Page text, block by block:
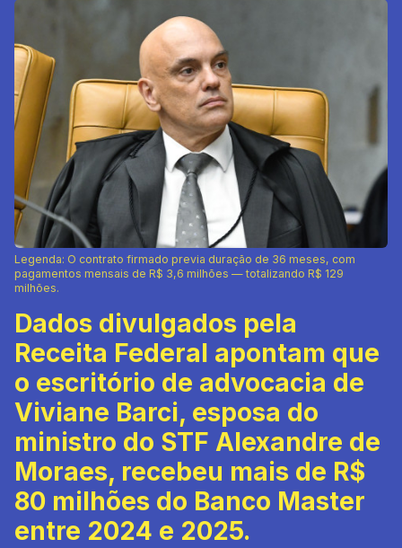
Legenda: O contrato firmado previa duração de 36 meses, com
pagamentos mensais de R$ 3,6 milhões — totalizando R$ 129
milhões.
Dados divulgados pela
Receita Federal apontam que
o escritório de advocacia de
Viviane Barci, esposa do
ministro do STF Alexandre de
Moraes, recebeu mais de R$
80 milhões do Banco Master
entre 2024 e 2025.